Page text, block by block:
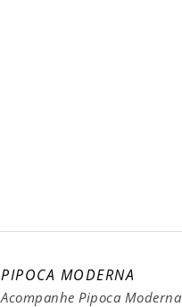
PIPOCA MODERNA
Acompanhe Pipoca Moderna